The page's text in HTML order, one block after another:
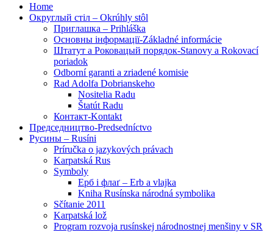
Home
Округлый стіл – Okrúhly stôl
Приглашка – Prihláška
Основны інформації-Základné informácie
Штатут a Роковацый порядок-Stanovy a Rokovací
poriadok
Odborní garanti a zriadené komisie
Rad Adolfa Dobrianskeho
Nositelia Radu
Štatút Radu
Контакт-Kontakt
Председництво-Predsedníctvo
Русины – Rusíni
Príručka o jazykových právach
Karpatská Rus
Symboly
Ерб і флаґ – Erb a vlajka
Kniha Rusínska národná symbolika
Sčítanie 2011
Karpatská lož
Program rozvoja rusínskej národnostnej menšiny v SR